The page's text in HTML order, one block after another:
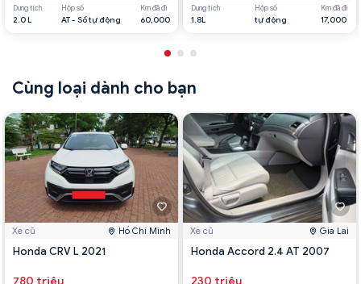
Dung tích
2.0 L
Hộp số
AT - Số tự động
Km đã đi
60,000
Dung tích
1.8L
Hộp số
tự động
Km đã đi
17,000
Cùng loại dành cho bạn
Xe cũ Hồ Chí Minh
Honda CRV L 2021
Xe cũ Gia Lai
Honda Accord 2.4 AT 2007